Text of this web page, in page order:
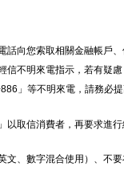
話向您索取相關金融帳戶
信不明來電指示，若有疑
」等不明來電，請務必
以取信消費者，再要求進
、數字混合使用）、不